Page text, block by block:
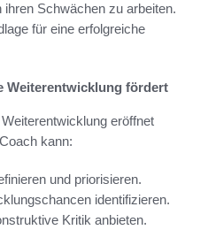
Schwächen zu arbeiten.
für eine erfolgreiche
Weiterentwicklung fördert
eröffnet
kann:
und priorisieren.
identifizieren.
Kritik anbieten.